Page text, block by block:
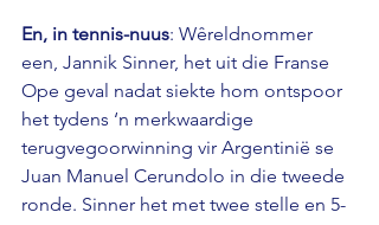
En, in tennis-nuus: Wêreldnommer
een, Jannik Sinner, het uit die Franse
Ope geval nadat siekte hom ontspoor
het tydens ‘n merkwaardige
terugvegoorwinning vir Argentinië se
Juan Manuel Cerundolo in die tweede
ronde. Sinner het met twee stelle en 5-